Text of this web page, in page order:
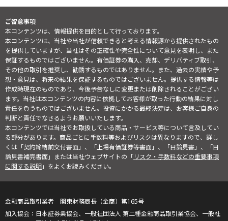
ご留意事項
本コンテンツは、情報提供を目的として行っております。
本コンテンツは、当社や当社が信頼できると考える情報源から提供されたもの
を提供していますが、当社はその正確性や完全性について意見を表明し、また
保証するものではございません。有価証券の購入、売却、デリバティブ取引、
その他の取引を推奨し、勧誘するものではありません。また、過去の実績や予
想・意見は、将来の結果を保証するものではございません。提供する情報等は
作成時現在のものであり、今後予告なしに変更または削除されることがござい
ます。当社は本コンテンツの内容に依拠してお客様が取った行動の結果に対し
責任を負うものではございません。投資にかかる最終決定は、お客様ご自身の
判断と責任でなさるようお願いいたします。
本コンテンツでは当社でお取扱している商品・サービス等について言及してい
る部分があります。商品ごとに手数料等およびリスクは異なりますので、詳し
くは「契約締結前交付書面」、「上場有価証券等書面」、「目論見書」、「目
論見書補完書面」または当社ウェブサイトの「リスク・手数料などの重要事項
に関する説明」をよくお読みください。
金融商品取引業者 関東財務局長（金商）第165号
日本証券業協会、一般社団法人 第二種金融商品取引業協会、一般社